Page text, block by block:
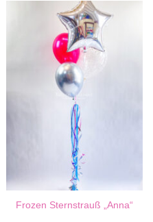
Frozen Sternstrauß „Anna“